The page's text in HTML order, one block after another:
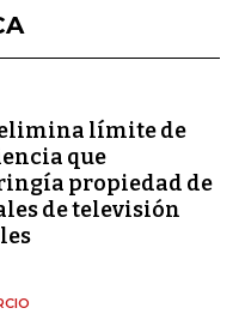
elimina límite de
que
propiedad de
de televisión